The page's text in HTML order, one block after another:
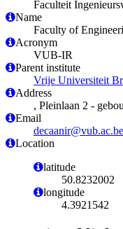
Faculteit
Name
Faculty of
Acronym
VUB-IR
Parent institute
Vrije Universiteit
Address
, Pleinlaan 2 -
Email
decaanir@vub.ac.be
Location
latitude
50.8232002
longitude
4.3921542